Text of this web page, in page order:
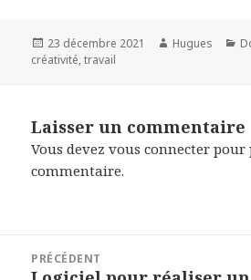
Publié
le
23 décembre 2021 Auteur
Hugues
créativité,travail
Laisser un commentaire
Vous devezvous connecter pour
commentaire.
PRÉCÉDENT